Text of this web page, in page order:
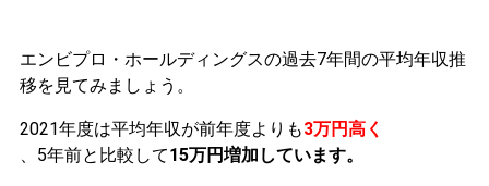
エンビプロ・ホールディングスの過去7年間の平均年収推
移を見てみましょう。
2021年度は平均年収が前年度よりも3万円高く
、5年前と比較して15万円増加しています。